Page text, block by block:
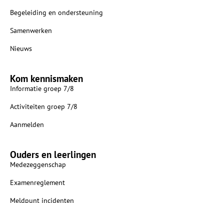
Begeleiding en ondersteuning
Samenwerken
Nieuws
Kom kennismaken
Informatie groep 7/8
Activiteiten groep 7/8
Aanmelden
Ouders en leerlingen
Medezeggenschap
Examenreglement
Meldpunt incidenten